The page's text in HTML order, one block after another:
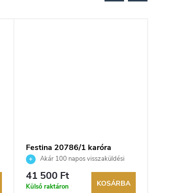
Festina 20786/1 karóra
Akár 100 napos visszaküldési
lehetőség. Hivatalos márkakereskedő.
41 500 Ft
Külső raktáron KOSÁRBA